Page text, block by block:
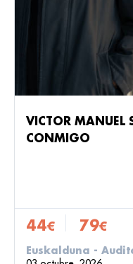
VICTOR MANUEL
CONMIGO
44€ 79€
Euskalduna -